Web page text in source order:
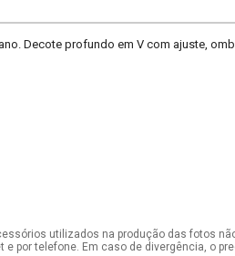
Decote profundo em V com ajuste,
utilizados na produção das fotos
e por telefone. Em caso de divergência, o